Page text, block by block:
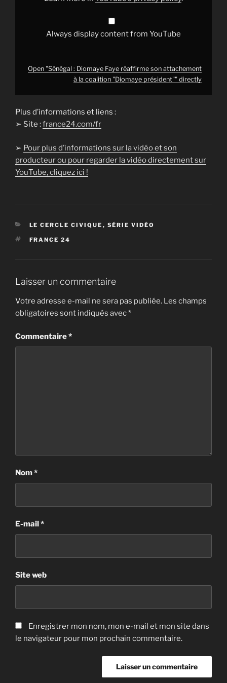
Always display content from YouTube
Open "Sénégal : Diomaye Faye réaffirme son attachement
à la coalition "Diomaye président"" directly
Plus d’informations et liens :
➢ Site :france24.com/fr
➢ Pour plus d’informations sur la vidéo et son
producteur ou pour regarder la vidéo directement sur
YouTube, cliquez ici !
CATÉGORIES
LE CERCLE CIVIQUE , SÉRIE VIDÉO
ÉTIQUETTES
FRANCE 24
Laisser un commentaire
Votre adresse e-mail ne sera pas publiée. Les champs
obligatoires sont indiqués avec*
Commentaire*
Nom*
E-mail*
Site web
Enregistrer mon nom, mon e-mail et mon site dans
le navigateur pour mon prochain commentaire.